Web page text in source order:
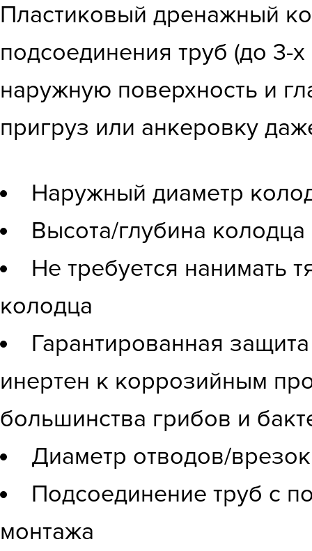
Пластиковый дренажный
подсоединения труб (до
наружную поверхность и
пригруз или анкеровку
Наружный диаметр
Высота/глубина
Не требуется нанимать
колодца
Гарантированная
инертен к коррозийным
большинства грибов и
Диаметр отводов/
Подсоединение труб с
монтажа